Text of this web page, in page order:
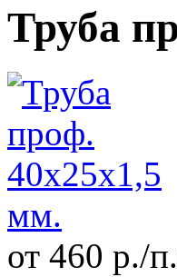
Труба
от 460 р./